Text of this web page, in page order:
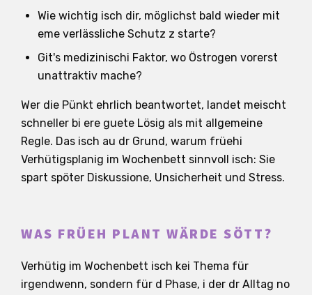
Wie wichtig isch dir, möglichst bald wieder mit
eme verlässliche Schutz z starte?
Git's medizinischi Faktor, wo Östrogen vorerst
unattraktiv mache?
Wer die Pünkt ehrlich beantwortet, landet meischt
schneller bi ere guete Lösig als mit allgemeine
Regle. Das isch au dr Grund, warum früehi
Verhütigsplanig im Wochenbett sinnvoll isch: Sie
spart spöter Diskussione, Unsicherheit und Stress.
WAS FRÜEH PLANT WÄRDE SÖTT?
Verhütig im Wochenbett isch kei Thema für
irgendwenn, sondern für d Phase, i der dr Alltag no